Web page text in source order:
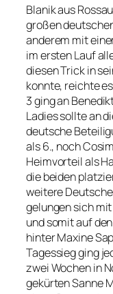
Blanik aus
großen
anderem mit
im ersten Lauf
diesen Trick in
konnte, reichte
3 ging an
Ladies sollte an
deutsche
als 6., noch
Heimvorteil als
die beiden
weitere
gelungen sich
und somit auf
hinter Maxine
Tagessieg ging
zwei Wochen in
gekürten Sanne